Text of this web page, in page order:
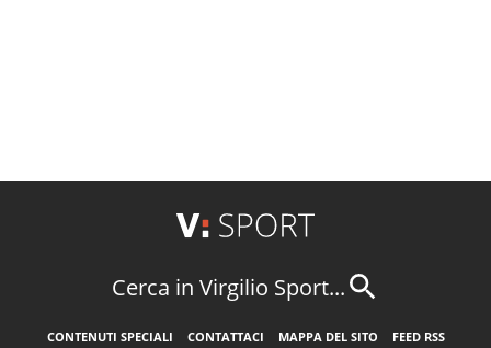
Cerca in Virgilio Sport...
CONTENUTI SPECIALI CONTATTACI MAPPA DEL SITO FEED RSS